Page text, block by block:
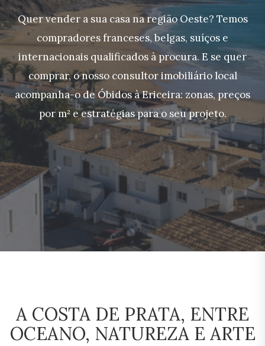
Quer vender a sua casa na região Oeste? Temos
compradores franceses, belgas, suíços e
internacionais qualificados à procura. E se quer
comprar, o nosso consultor imobiliário local
acompanha-o de Óbidos à Ericeira: zonas, preços
por m² e estratégias para o seu projeto.
A COSTA DE PRATA, ENTRE
OCEANO, NATUREZA E ARTE